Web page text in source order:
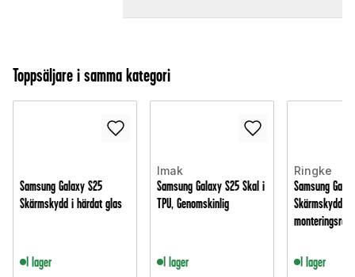
Toppsäljare i samma kategori
Samsung Galaxy S25
Skärmskydd i härdat glas
I lager
Imak
Samsung Galaxy S25 Skal i
TPU, Genomskinlig
I lager
Ringke
Samsung
Skärmskydd i
I lager